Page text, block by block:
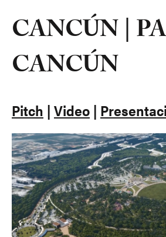
CANCÚN |
CANCÚN
Pitch | Video |